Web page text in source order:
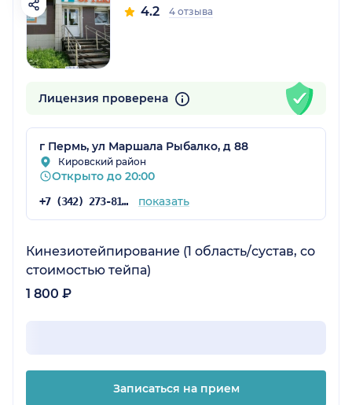
4.2 4 отзыва
Лицензия проверена
г Пермь, ул Маршала Рыбалко, д 88
Кировский район
Открыто до 20:00
+7 (342) 273-81-41 показать
Кинезиотейпирование (1 область/сустав, со
стоимостью тейпа)
1 800 ₽
Записаться на прием